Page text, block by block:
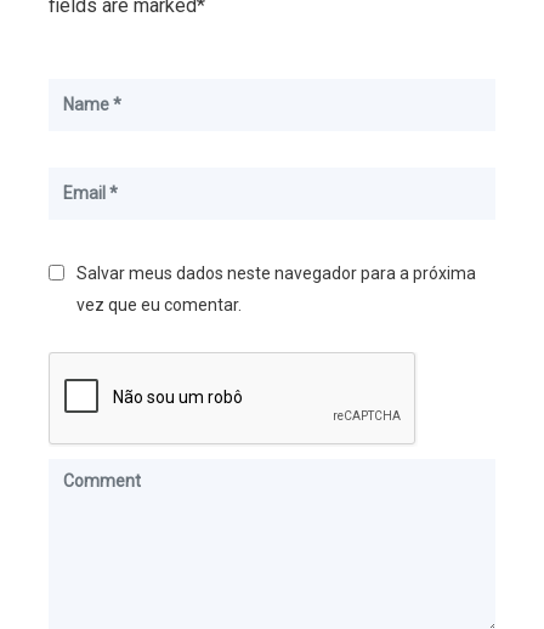
fields are marked*
Salvar meus dados neste navegador para a próxima
vez que eu comentar.